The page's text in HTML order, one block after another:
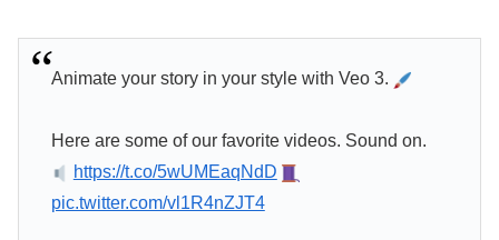
Animate your story in your style with Veo 3.
Here are some of our favorite videos. Sound on.
https://t.co/5wUMEaqNdD
pic.twitter.com/vl1R4nZJT4